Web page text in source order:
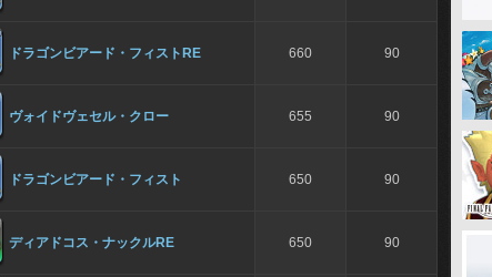
ドラゴンビアード・フィストRE 660 90
ヴォイドヴェセル・クロー 655 90
ドラゴンビアード・フィスト 650 90
ディアドコス・ナックルRE 650 90